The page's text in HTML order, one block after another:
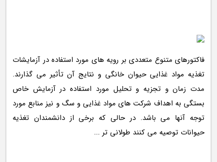
فاکتورهای متنوع متعددی بر رویه های مورد استفاده در آزمایشات
تغذیه مواد غذایی حیوان خانگی و نتایج آن تأثیر می گذارند.
مدت زمان و تجزیه و تحلیل مورد استفاده در آزمایش خاص
بستگی به اهداف شرکت های مواد غذایی و سگ و نیز منابع مورد
توجه آنها می باشد. در حالی که برخی از دانشمندان تغذیه
حیوانات توصیه می کنند طولانی تر ...